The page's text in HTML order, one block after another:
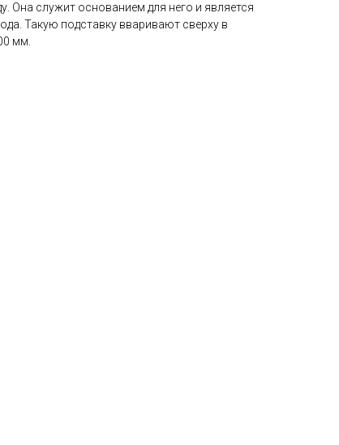
Она служит основанием для него и является
Такую подставку вваривают сверху в
мм.